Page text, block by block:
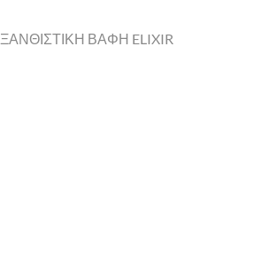
ΞΑΝΘΙΣΤΙΚΗ ΒΑΦΗ ELIXIR